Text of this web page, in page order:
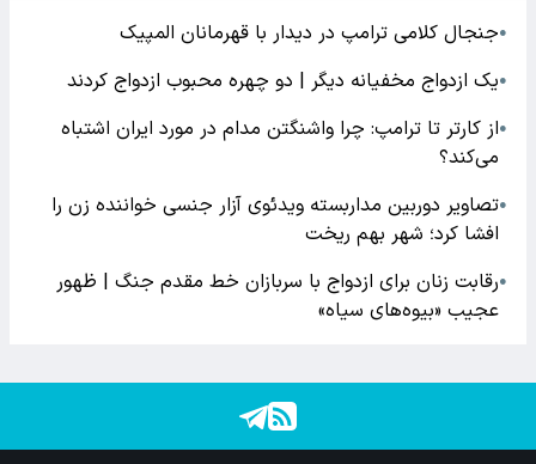
●جنجال کلامی ترامپ در دیدار با قهرمانان المپیک
●یک ازدواج مخفیانه دیگر | دو چهره محبوب ازدواج کردند
●از کارتر تا ترامپ: چرا واشنگتن مدام در مورد ایران اشتباه
می‌کند؟
●تصاویر دوربین مداربسته ویدئوی آزار جنسی خواننده زن را
افشا کرد؛ شهر بهم ریخت
●رقابت زنان برای ازدواج با سربازان خط مقدم جنگ | ظهور
عجیب «بیوه‌های سیاه»